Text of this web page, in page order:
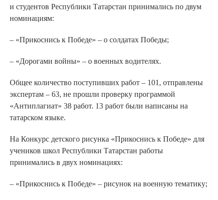
и студентов Республики Татарстан принимались по двум
номинациям:
– «Прикоснись к Победе» – о солдатах Победы;
– «Дорогами войны» – о военных водителях.
Общее количество поступивших работ – 101, отправлены
экспертам – 63, не прошли проверку программой
«Антиплагиат» 38 работ. 13 работ были написаны на
татарском языке.
На Конкурс детского рисунка «Прикоснись к Победе» для
учеников школ Республики Татарстан работы
принимались в двух номинациях:
– «Прикоснись к Победе» – рисунок на военную тематику;